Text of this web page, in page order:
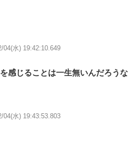
04(水) 19:42:10.649
感じることは一生無いんだろうな
04(水) 19:43:53.803